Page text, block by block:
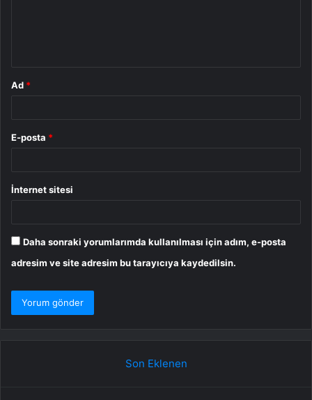
Ad *
E-posta *
İnternet sitesi
Daha sonraki yorumlarımda kullanılması için adım, e-posta
adresim ve site adresim bu tarayıcıya kaydedilsin.
Son Eklenen